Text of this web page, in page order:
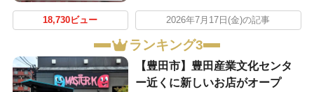
18,730ビュー 2026年7月17日(金)の記事
ランキング3
【豊田市】豊田産業文化センタ
ー近くに新しいお店がオープ